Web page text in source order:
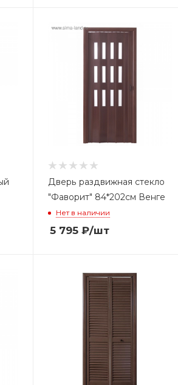
Дверь раздвижная стекло
"Фаворит" 84*202см Венге
Нет в наличии
5 795 ₽/шт